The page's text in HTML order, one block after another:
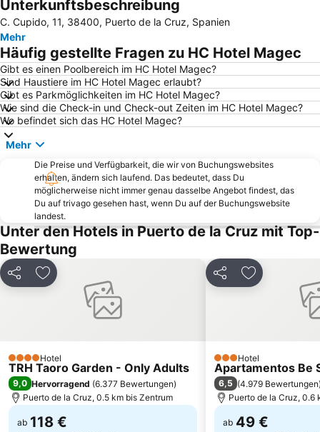
Puerto Colón
Luz del Mar
Strand de Las Vistas
Casino Playa de las Américas
Puerto de los Cristianos
Fañabé
Golf Las Americas
Playa del Médano
La Caleta
Botanischer Garten
Las Arenas
Golf Costa Adeje
Plaza de España
Centro
Playa Martiánez
Centro Comercial El Duque
Amarilla Golf
Costa Adeje-El
Playa de la Tejita
Playa Jardín
Centro Comercial Meridiano
Puerto de Los Gigantes
Mercadillo de Alcalá
Santísimo-Las Águilas
San Telmo
El Puerto
Complejo Playa Jardín
Playa de San Juan
Karneval in Santa Cruz de Tenerife
Playa Paraíso
Playa del Camison
Castillo de San Felipe
Calle de San Telmo
Mencey
Unterkunftsbeschreibung
C. Cupido, 11, 38400, Puerto de la Cruz, Spanien
Mehr
Häufig gestellte Fragen zu HC Hotel Magec
Gibt es einen Poolbereich im HC Hotel Magec?
Sind Haustiere im HC Hotel Magec erlaubt?
Gibt es Parkmöglichkeiten im HC Hotel Magec?
Wie sind die Check-in und Check-out Zeiten im HC Hotel Magec?
Wo befindet sich das HC Hotel Magec?
Mehr
Die Preise und Verfügbarkeit, die wir von Buchungswebsites
erhalten, ändern sich laufend. Das bedeutet, dass Du
möglicherweise nicht immer genau dasselbe Angebot findest, das
Du auf trivago gesehen hast, wenn Du auf der Buchungswebsite
landest.
Unter den Hotels in Puerto de la Cruz mit Top-
Bewertung
Teilen Zu Favoriten hinzufügen
4 SterneHotel
TRH Taoro Garden - Only Adults
9,0 Hervorragend (6.377 Bewertungen)
Puerto de la Cruz, 0.5 km bis Zentrum
ab 118 €
Teilen Zu Favoriten
3 Sterne
Hotel
Apartamentos Be
6,5 (4.979 Bewertungen
Puerto de la Cruz, 0.6
ab 49 €